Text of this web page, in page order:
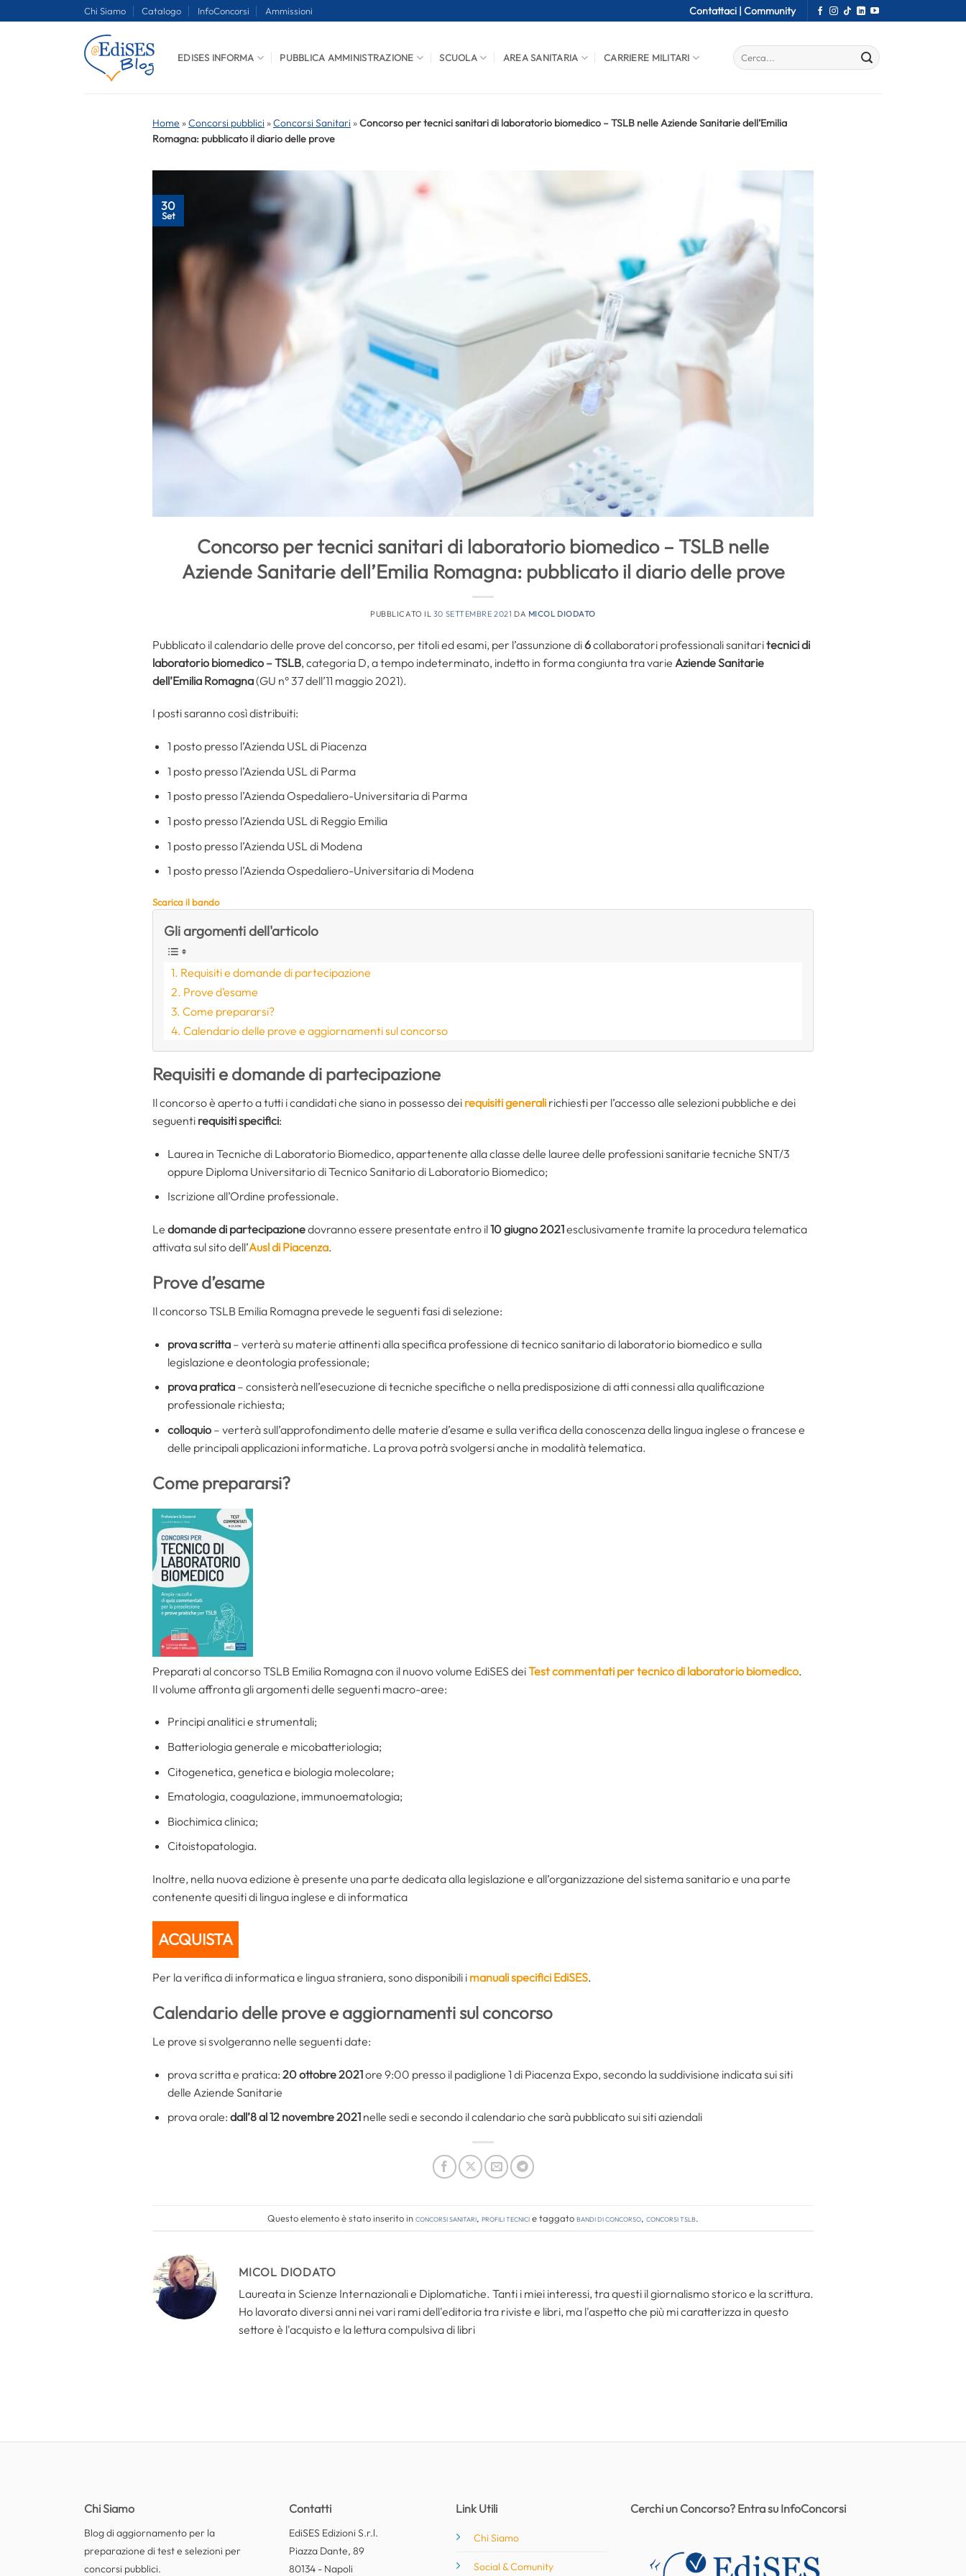
Chi Siamo Catalogo InfoConcorsi Ammissioni Contattaci | Community
EDISES INFORMA PUBBLICA AMMINISTRAZIONE SCUOLA AREA SANITARIA CARRIERE MILITARI
Home »Concorsi pubblici »Concorsi Sanitari »Concorso per tecnici sanitari di laboratorio biomedico – TSLB nelle Aziende Sanitarie dell’Emilia
Romagna: pubblicato il diario delle prove
30
Set
Concorso per tecnici sanitari di laboratorio biomedico – TSLB nelle
Aziende Sanitarie dell’Emilia Romagna: pubblicato il diario delle prove
PUBBLICATO IL 30 SETTEMBRE 2021 DA MICOL DIODATO
Pubblicato il calendario delle prove del concorso, per titoli ed esami, per l’assunzione di6collaboratori professionali sanitaritecnici di
laboratorio biomedico – TSLB, categoria D, a tempo indeterminato, indetto in forma congiunta tra varie Aziende Sanitarie
dell’Emilia Romagna(GU n° 37 dell’11 maggio 2021).
I posti saranno così distribuiti:
1 posto presso l’Azienda USL di Piacenza
1 posto presso l’Azienda USL di Parma
1 posto presso l’Azienda Ospedaliero-Universitaria di Parma
1 posto presso l’Azienda USL di Reggio Emilia
1 posto presso l’Azienda USL di Modena
1 posto presso l’Azienda Ospedaliero-Universitaria di Modena
Scarica il bando
Gli argomenti dell'articolo
Requisiti e domande di partecipazione
Prove d’esame
Come prepararsi?
Calendario delle prove e aggiornamenti sul concorso
Requisiti e domande di partecipazione
Il concorso è aperto a tutti i candidati che siano in possesso dei requisiti generali richiesti per l’accesso alle selezioni pubbliche e dei
seguenti requisiti specifici:
Laurea in Tecniche di Laboratorio Biomedico, appartenente alla classe delle lauree delle professioni sanitarie tecniche SNT/3
oppure Diploma Universitario di Tecnico Sanitario di Laboratorio Biomedico;
Iscrizione all’Ordine professionale.
Le domande di partecipazionedovranno essere presentate entro il10 giugno 2021esclusivamente tramite la procedura telematica
attivata sul sito dell’Ausl di Piacenza.
Prove d’esame
Il concorso TSLB Emilia Romagna prevede le seguenti fasi di selezione:
prova scritta– verterà su materie attinenti alla specifica professione di tecnico sanitario di laboratorio biomedico e sulla
legislazione e deontologia professionale;
prova pratica– consisterà nell’esecuzione di tecniche specifiche o nella predisposizione di atti connessi alla qualificazione
professionale richiesta;
colloquio– verterà sull’approfondimento delle materie d’esame e sulla verifica della conoscenza della lingua inglese o francese e
delle principali applicazioni informatiche. La prova potrà svolgersi anche in modalità telematica.
Come prepararsi?
Preparati al concorso TSLB Emilia Romagna con il nuovo volume EdiSES deiTest commentati per tecnico di laboratorio biomedico.
Il volume affronta gli argomenti delle seguenti macro-aree:
Principi analitici e strumentali;
Batteriologia generale e micobatteriologia;
Citogenetica, genetica e biologia molecolare;
Ematologia, coagulazione, immunoematologia;
Biochimica clinica;
Citoistopatologia.
Inoltre, nella nuova edizione è presente una parte dedicata alla legislazione e all’organizzazione del sistema sanitario e una parte
contenente quesiti di lingua inglese e di informatica
ACQUISTA
Per la verifica di informatica e lingua straniera, sono disponibili i manuali specifici EdiSES.
Calendario delle prove e aggiornamenti sul concorso
Le prove si svolgeranno nelle seguenti date:
prova scritta e pratica: 20 ottobre 2021ore 9:00 presso il padiglione 1 di Piacenza Expo, secondo la suddivisione indicata sui siti
delle Aziende Sanitarie
prova orale: dall’8 al 12 novembre 2021nelle sedi e secondo il calendario che sarà pubblicato sui siti aziendali
Questo elemento è stato inserito inConcorsi Sanitari, Profili tecnicie taggatobandi di concorso, concorsi tslb.
MICOL DIODATO
Laureata in Scienze Internazionali e Diplomatiche. Tanti i miei interessi, tra questi il giornalismo storico e la scrittura.
Ho lavorato diversi anni nei vari rami dell'editoria tra riviste e libri, ma l'aspetto che più mi caratterizza in questo
settore è l'acquisto e la lettura compulsiva di libri
Chi Siamo
Blog di aggiornamento per la
preparazione di test e selezioni per
concorsi pubblici.
Contatti
EdiSES Edizioni S.r.l.
Piazza Dante, 89
80134 - Napoli
Link Utili
Chi Siamo
Social & Comunity
Cerchi un Concorso? Entra su InfoConcorsi